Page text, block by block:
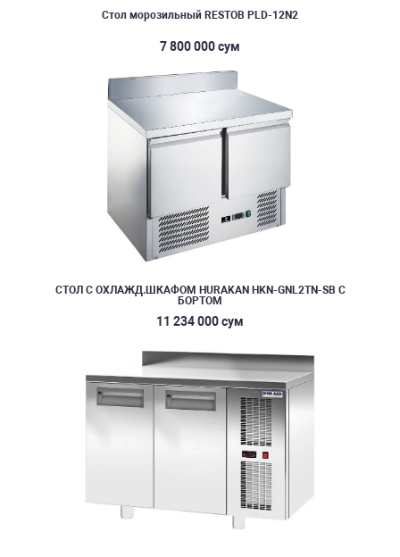
Стол морозильный RESTOB PLD-12N2
7 800 000 сум
СТОЛ С ОХЛАЖД.ШКАФОМ HURAKAN HKN-GNL2TN-SB С
БОРТОМ
11 234 000 сум